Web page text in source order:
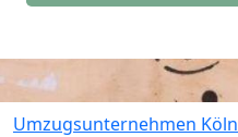
Umzugsunternehmen Köln